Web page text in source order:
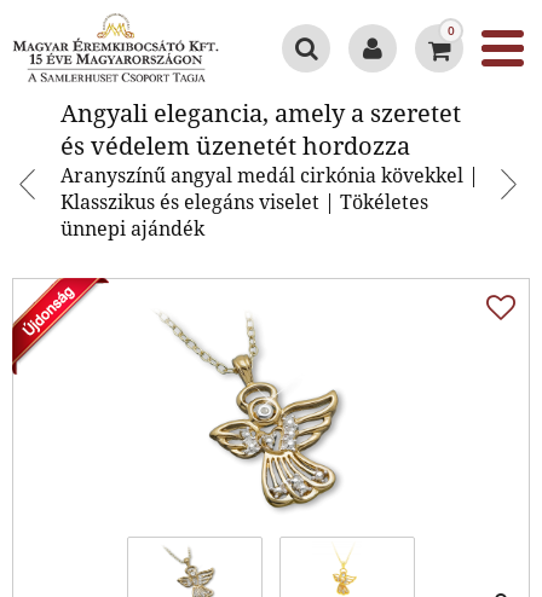
0
Angyali elegancia, amely a szeretet
és védelem üzenetét hordozza
Aranyszínű angyal medál cirkónia kövekkel |
Klasszikus és elegáns viselet | Tökéletes
ünnepi ajándék
Angyali elegancia, amely a
szeretet és védelem üzenetét
hordozza